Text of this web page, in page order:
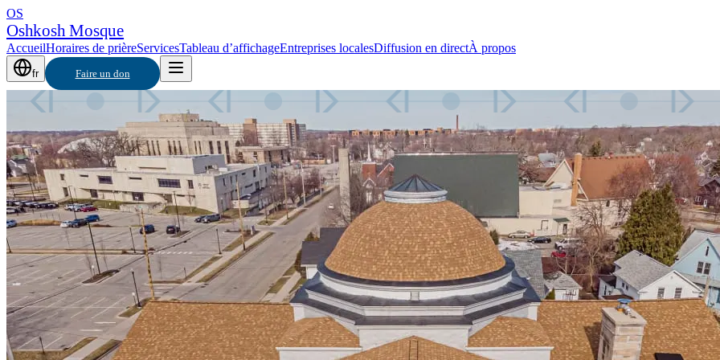
OS
Oshkosh Mosque
AccueilHoraires de prièreServicesTableau d’affichageEntreprises localesDiffusion en directÀ propos
fr Faire un don
AS-SALĀMU ʿALAYKUM · OSHKOSH MOSQUE
La promesse d’Allah aux
Un lieu de prière, d'apprentissage et de communauté — ouvert chaque jour pour les
cinq prières, le Jumuʿah et les programmes saisonniers.
Horaires de prière→ Faire un don
SPONSOR À L’HONNEUR
MJ Auto Repairs LLC
Adresse